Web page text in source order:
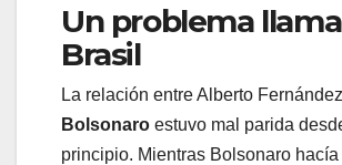
Un problema
Brasil
La relación entre Alberto
Bolsonaro estuvo mal parida
principio. Mientras Bolsonaro